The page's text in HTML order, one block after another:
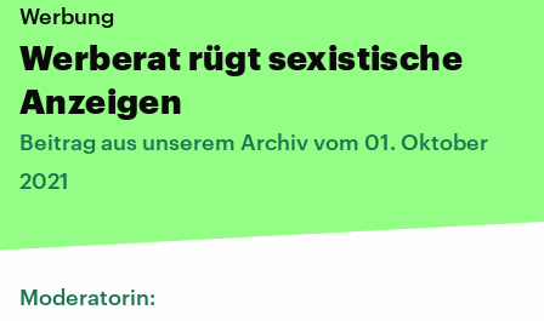
Werbung
Werberat rügt sexistische
Anzeigen
Beitrag aus unserem Archiv vom 01. Oktober
2021
Moderatorin: